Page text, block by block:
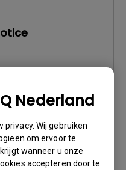
Nederland
privacy. Wij gebruiken
om ervoor te
wanneer u onze
accepteren door te